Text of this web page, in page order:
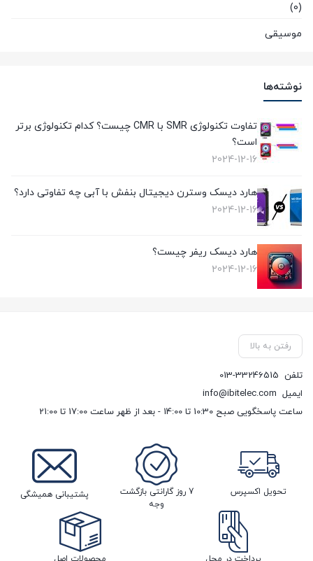
(0)
موسیقی
هوش مصنوعی و رباتیک
نوشته‌ها
تفاوت تکنولوژی SMR با CMR چیست؟ کدام تکنولوژی برتر
است؟
2024-12-16
هارد دیسک وسترن دیجیتال بنفش با آبی چه تفاوتی دارد؟
2024-12-16
هارد دیسک ریفر چیست؟
2024-12-16
رفتن به بالا
تلفن 013-33246515
ایمیل info@ibitelec.com
ساعت پاسخگویی صبح 10:30 تا 14:00 - بعد از ظهر ساعت 17:00 تا 21:00
تحویل اکسپرس
7 روز گارانتی بازگشت
وجه
پشتیبانی همیشگی
پرداخت در محل محصولات اصل